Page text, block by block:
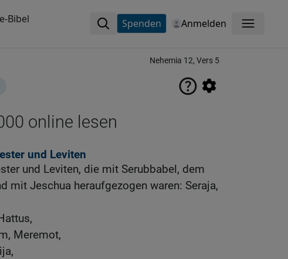
Bibel Spenden Anmelden Menü
Nehemia 12, Vers 5
online lesen
und Leviten
und Leviten, die mit Serubbabel, dem
mit Jeschua heraufgezogen waren: Seraja,
Meremot,